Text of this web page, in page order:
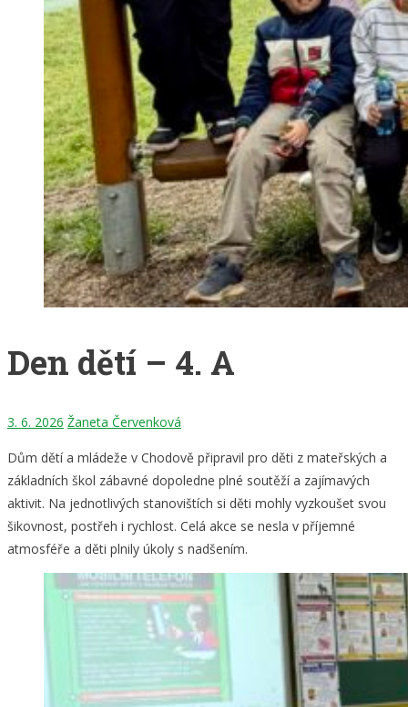
Den dětí – 4. A
3. 6. 2026 Žaneta Červenková
Dům dětí a mládeže v Chodově připravil pro děti z mateřských a
základních škol zábavné dopoledne plné soutěží a zajímavých
aktivit. Na jednotlivých stanovištích si děti mohly vyzkoušet svou
šikovnost, postřeh i rychlost. Celá akce se nesla v příjemné
atmosféře a děti plnily úkoly s nadšením.